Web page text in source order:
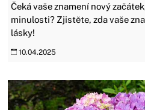
Čeká vaše znamení nový
minulosti? Zjistěte, zda vaše
lásky!
10.04.2025